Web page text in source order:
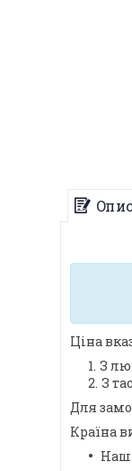
Опис
Ціна
З
З
Для
Країна